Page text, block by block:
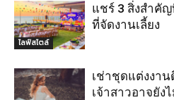
ไลฟ์สไตล์
แชร์ 3 สิ่งสำคั
ที่จัดงานเลี้ยง
เช่าชุดแต่งงา
เจ้าสาวอาจยัง